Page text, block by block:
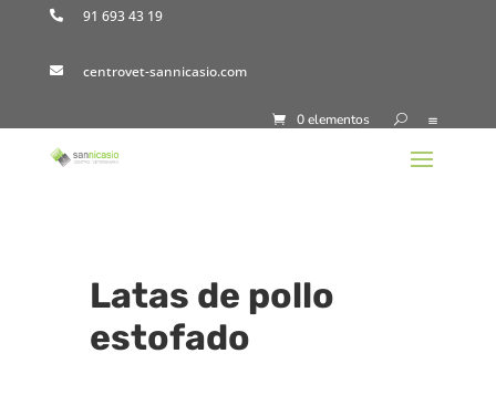
 91 693 43 19
 centrovet-sannicasio.com
0 elementos
Latas de pollo
estofado